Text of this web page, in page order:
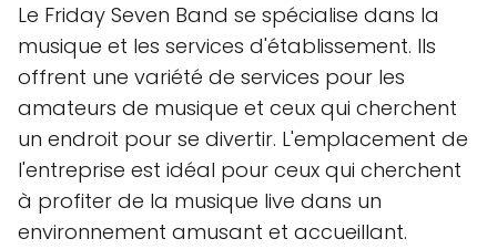
Le Friday Seven Band se spécialise dans la
musique et les services d'établissement. Ils
offrent une variété de services pour les
amateurs de musique et ceux qui cherchent
un endroit pour se divertir. L'emplacement de
l'entreprise est idéal pour ceux qui cherchent
à profiter de la musique live dans un
environnement amusant et accueillant.